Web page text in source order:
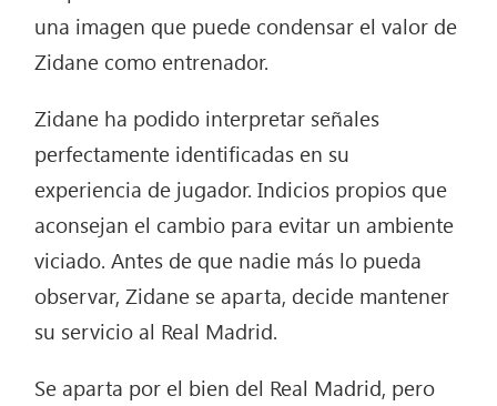
una imagen que puede condensar el valor de
Zidane como entrenador.
Zidane ha podido interpretar señales
perfectamente identificadas en su
experiencia de jugador. Indicios propios que
aconsejan el cambio para evitar un ambiente
viciado. Antes de que nadie más lo pueda
observar, Zidane se aparta, decide mantener
su servicio al Real Madrid.
Se aparta por el bien del Real Madrid, pero